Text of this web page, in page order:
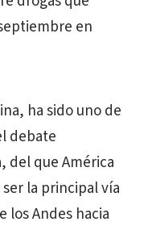
en
ha sido uno de
debate
del que América
la principal vía
los Andes hacia